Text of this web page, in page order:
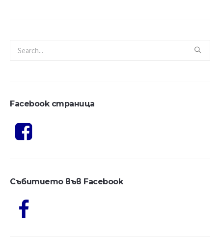
Facebook страница
Събитието във Facebook